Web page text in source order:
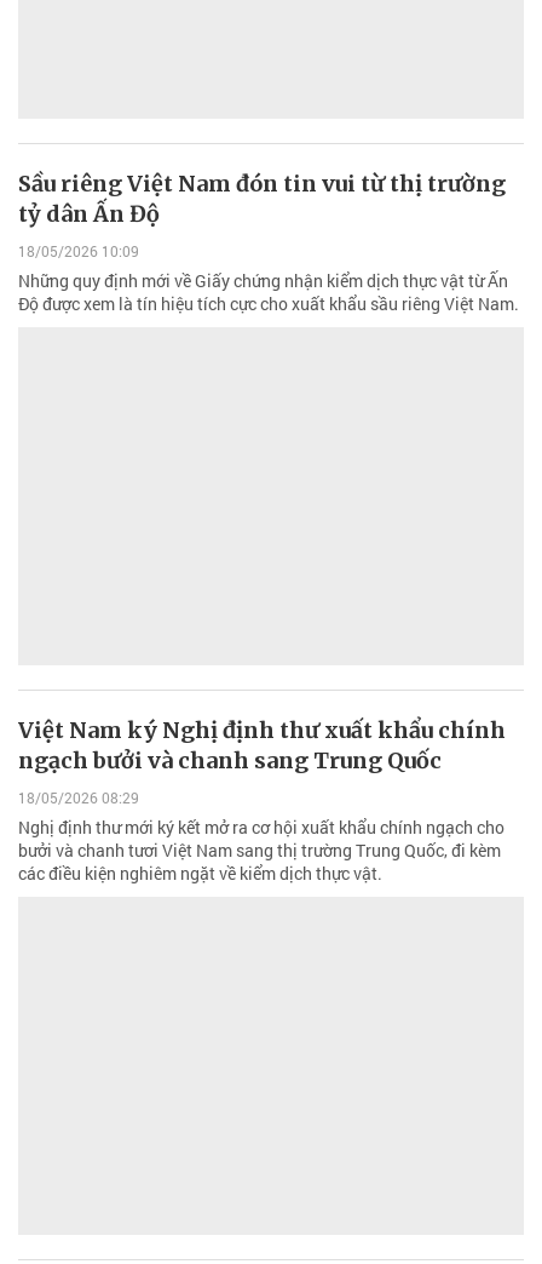
Sầu riêng Việt Nam đón tin vui từ thị trường
tỷ dân Ấn Độ
18/05/2026 10:09
Những quy định mới về Giấy chứng nhận kiểm dịch thực vật từ Ấn
Độ được xem là tín hiệu tích cực cho xuất khẩu sầu riêng Việt Nam.
Việt Nam ký Nghị định thư xuất khẩu chính
ngạch bưởi và chanh sang Trung Quốc
18/05/2026 08:29
Nghị định thư mới ký kết mở ra cơ hội xuất khẩu chính ngạch cho
bưởi và chanh tươi Việt Nam sang thị trường Trung Quốc, đi kèm
các điều kiện nghiêm ngặt về kiểm dịch thực vật.